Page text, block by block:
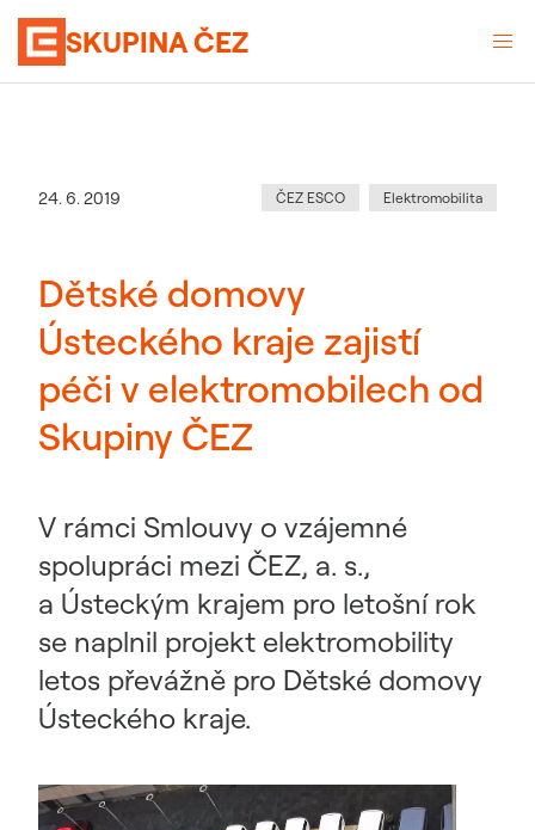
SKUPINA ČEZ
Datum zveřejnění
24. 6. 2019 Kategorie:
ČEZ ESCO Elektromobilita
Dětské domovy
Ústeckého kraje zajistí
péči v elektromobilech od
Skupiny ČEZ
V rámci Smlouvy o vzájemné
spolupráci mezi ČEZ, a. s.,
a Ústeckým krajem pro letošní rok
se naplnil projekt elektromobility
letos převážně pro Dětské domovy
Ústeckého kraje.